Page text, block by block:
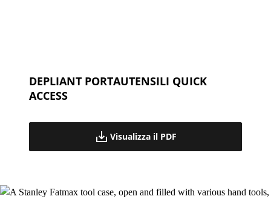
DEPLIANT PORTAUTENSILI QUICK
ACCESS
Visualizza il PDF